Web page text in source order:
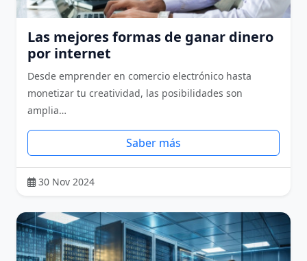
Las mejores formas de ganar dinero
por internet
Desde emprender en comercio electrónico hasta
monetizar tu creatividad, las posibilidades son
amplia…
Saber más
30 Nov 2024